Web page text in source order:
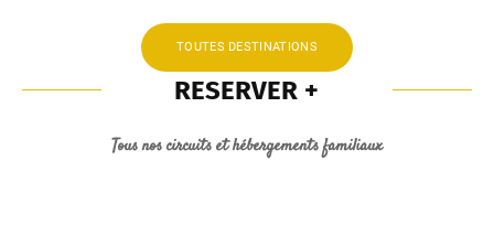
TOUTES DESTINATIONS
RESERVER +
Tous nos circuits et hébergements familiaux